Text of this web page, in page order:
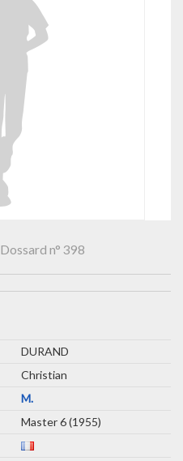
Dossard n° 398
DURAND
Christian
M.
Master 6 (1955)